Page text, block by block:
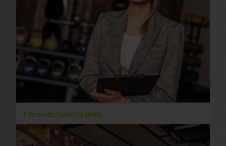
Fitnessfachwirt:in (IHK)